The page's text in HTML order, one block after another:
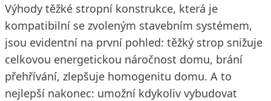
Výhody těžké stropní konstrukce, která je
kompatibilní se zvoleným stavebním systémem,
jsou evidentní na první pohled: těžký strop snižuje
celkovou energetickou náročnost domu, brání
přehřívání, zlepšuje homogenitu domu. A to
nejlepší nakonec: umožní kdykoliv vybudovat